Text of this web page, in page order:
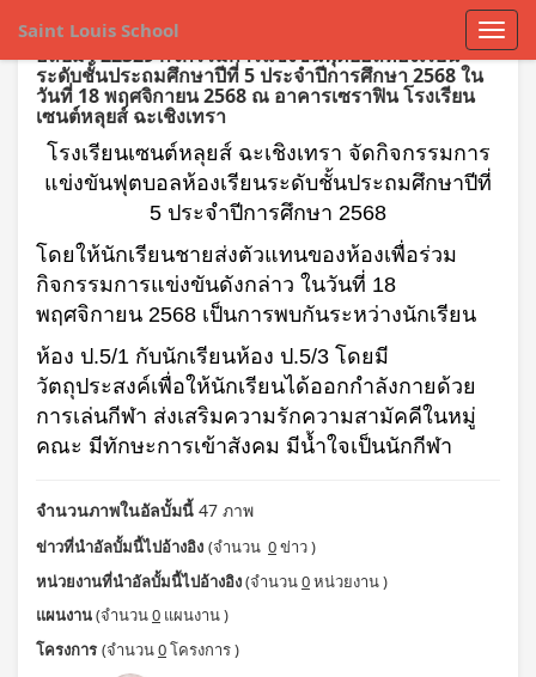
Saint Louis School
อัลบั้ม : 22329 กิจกรรมการแข่งขันฟุตบอลห้องเรียน
ระดับชั้นประถมศึกษาปีที่ 5 ประจำปีการศึกษา 2568 ใน
วันที่ 18 พฤศจิกายน 2568 ณ อาคารเซราฟิน โรงเรียน
เซนต์หลุยส์ ฉะเชิงเทรา
โรงเรียนเซนต์หลุยส์ ฉะเชิงเทรา จัดกิจกรรมการ
แข่งขันฟุตบอลห้องเรียนระดับชั้นประถมศึกษาปีที่
5 ประจำปีการศึกษา 2568
โดยให้นักเรียนชายส่งตัวแทนของห้องเพื่อร่วม
กิจกรรมการแข่งขันดังกล่าว ในวันที่ 18
พฤศจิกายน 2568 เป็นการพบกันระหว่างนักเรียน
ห้อง ป.5/1 กับนักเรียนห้อง ป.5/3 โดยมี
วัตถุประสงค์เพื่อให้นักเรียนได้ออกกำลังกายด้วย
การเล่นกีฬา ส่งเสริมความรักความสามัคคีในหมู่
คณะ มีทักษะการเข้าสังคม มีน้ำใจเป็นนักกีฬา
จำนวนภาพในอัลบั้มนี้ 47 ภาพ
ข่าวที่นำอัลบั้มนี้ไปอ้างอิง (จำนวน 0ข่าว )
หน่วยงานที่นำอัลบั้มนี้ไปอ้างอิง(จำนวน0หน่วยงาน )
แผนงาน(จำนวน0 แผนงาน )
โครงการ (จำนวน0โครงการ )